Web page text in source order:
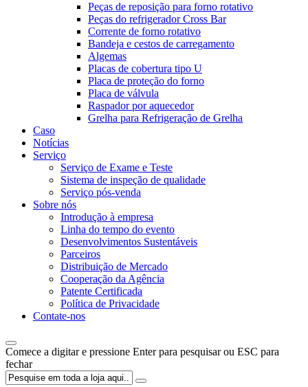
Peças de reposição para forno rotativo
Peças do refrigerador Cross Bar
Corrente de forno rotativo
Bandeja e cestos de carregamento
Algemas
Placas de cobertura tipo U
Placa de proteção do forno
Placa de válvula
Raspador por aquecedor
Grelha para Refrigeração de Grelha
Caso
Notícias
Serviço
Serviço de Exame e Teste
Sistema de inspeção de qualidade
Serviço pós-venda
Sobre nós
Introdução à empresa
Linha do tempo do evento
Desenvolvimentos Sustentáveis
Parceiros
Distribuição de Mercado
Cooperação da Agência
Patente Certificada
Política de Privacidade
Contate-nos
Comece a digitar e pressione Enter para pesquisar ou ESC para
fechar